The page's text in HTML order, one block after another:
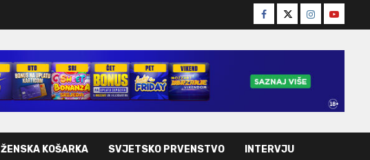
Facebook
TwitterInstagram
Youtube
ŽENSKA KOŠARKA SVJETSKO PRVENSTVO INTERVJU